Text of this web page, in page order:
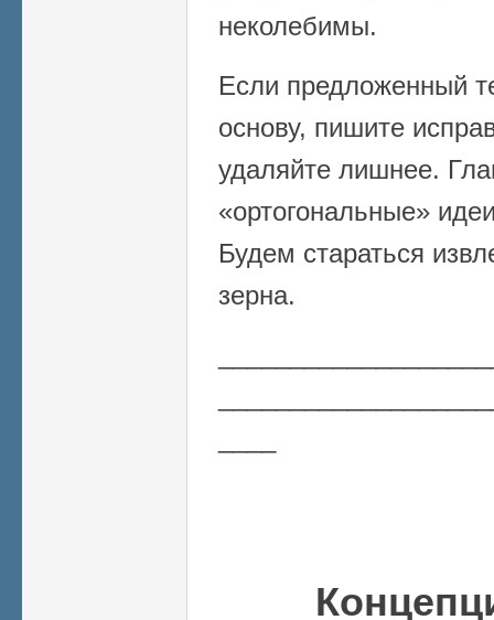
неколебимы.
Если предложенный
основу, пишите
удаляйте лишнее.
«ортогональные»
Будем стараться
зерна.